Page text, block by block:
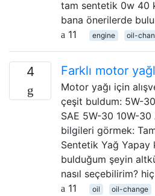
tam sentetik 0w 40
bana önerilerde
11
engine oil-
4 Farklı motor
Motor yağı için
çeşit buldum: 5W-
SAE 5W-30 10W-
bilgileri görmek:
Sentetik Yağ Yapay
bulduğum şeyin
nasıl seçebilirim?
11
oil oil-change